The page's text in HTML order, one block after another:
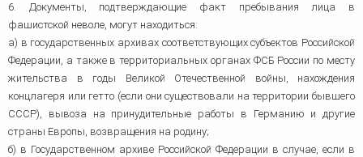
6. Документы, подтверждающие факт пребывания лица в
фашистской неволе, могут находиться:
а) в государственных архивах соответствующих субъектов Российской
Федерации, а также в территориальных органах ФСБ России по месту
жительства в годы Великой Отечественной войны, нахождения
концлагеря или гетто (если они существовали на территории бывшего
СССР), вывоза на принудительные работы в Германию и другие
страны Европы, возвращения на родину;
б) в Государственном архиве Российской Федерации в случае, если в